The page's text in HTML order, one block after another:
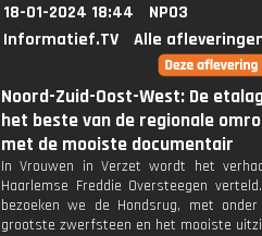
18-01-2024 18:44
NPO3
Informatief.TV
Alle
Noord-Zuid-Oost-West: De
het beste van de regionale
met de mooiste documentair
In Vrouwen in Verzet wordt het
Haarlemse Freddie Oversteegen
bezoeken we de Hondsrug, met
grootste zwerfsteen en het mooiste